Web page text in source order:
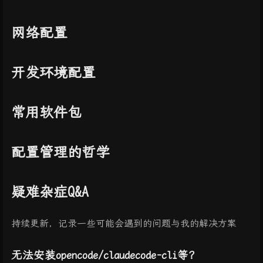
网络配置
开发环境配置
常用软件包
配置管理的哲学
疑难杂症Q&A
持续更新，记录一些可能会遇到的问题与我的解决方案
无法安装opencode/claudecode-cli等？